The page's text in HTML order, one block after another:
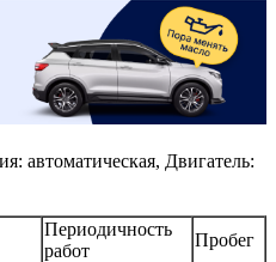
автоматическая, Двигатель:
Периодичность
работ
Пробег